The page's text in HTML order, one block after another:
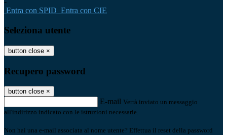
Entra con SPID Entra con CIE
Seleziona utente
button close ×
Recupero password
button close ×
E-mail Verrà inviato un messaggio
all'indirizzo indicato con le istruzioni necessarie.
Non hai una e-mail associata al nome utente? Effettua il reset della password